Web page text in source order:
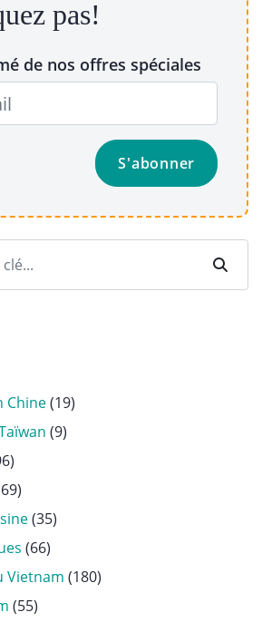
pas!
de nos offres spéciales
Chine(19)
(9)
(35)
(66)
Vietnam (180)
(55)